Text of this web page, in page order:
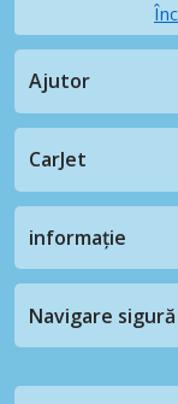
Ajutor
CarJet
informație
Navigare sigură